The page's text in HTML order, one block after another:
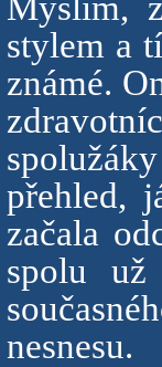
stylem a
známé.
přehled,
začala
spolu
nesnesu.